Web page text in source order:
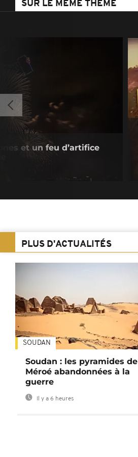
SUR LE MÊME THÈME
et un feu d’artifice
PLUS D'ACTUALITÉS
SOUDAN
Soudan : les pyramides de
Méroé abandonnées à la
guerre
Il y a 6 heures